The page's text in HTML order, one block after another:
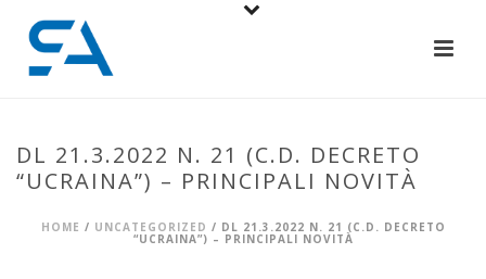
DL 21.3.2022 N. 21 (C.D. DECRETO
“UCRAINA”) – PRINCIPALI NOVITÀ
HOME / UNCATEGORIZED / DL 21.3.2022 N. 21 (C.D. DECRETO
“UCRAINA”) – PRINCIPALI NOVITÀ